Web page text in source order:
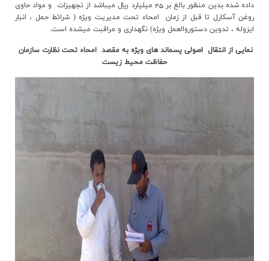
داده شده بدين منظور بالغ بر 45 ميليارد ريال ميباشد از تجهيزات و مواد حاوي
روغن آسکارل تا قبل از زمان امحاء تحت مديريت ويژه ( شرائط حمل ، انبار
ايزوله ، تدوين دستوروالعمل ويژه) نگهداري و مراقبت ميشده است.
نمایی از انتقال اصولی پسماند های ویژه به مقصد امحاء تحت نظارت سازمان
حفاظت محیط زیست